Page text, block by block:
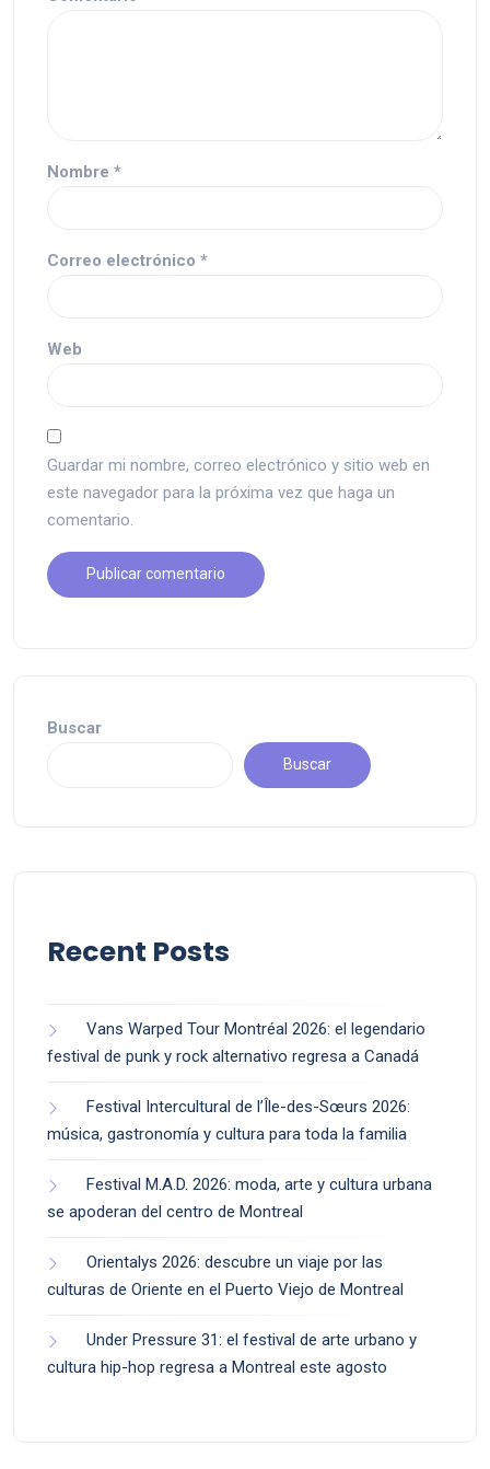
Nombre *
Correo electrónico *
Web
Guardar mi nombre, correo electrónico y sitio web en
este navegador para la próxima vez que haga un
comentario.
Buscar
Buscar
Recent Posts
Vans Warped Tour Montréal 2026: el legendario
festival de punk y rock alternativo regresa a Canadá
Festival Intercultural de l’Île-des-Sœurs 2026:
música, gastronomía y cultura para toda la familia
Festival M.A.D. 2026: moda, arte y cultura urbana
se apoderan del centro de Montreal
Orientalys 2026: descubre un viaje por las
culturas de Oriente en el Puerto Viejo de Montreal
Under Pressure 31: el festival de arte urbano y
cultura hip-hop regresa a Montreal este agosto